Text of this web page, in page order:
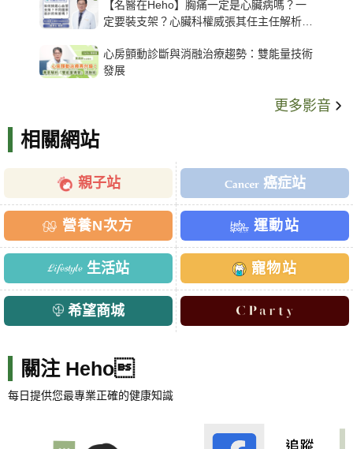
【名醫在Heho】胸痛一定是心臟病嗎？一
定要裝支架？心臟科權威張其任主任解析支
心房顫動診斷與消融治療趨勢：雙能量技術
發展
更多影音
相關網站
親子站 癌症站
營養N次方 運動站
生活站 寵物站
希望商城
關注 Heho
每日提供您最專業正確的健康知識